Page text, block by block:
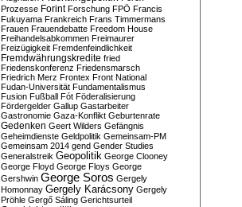
Prozesse Forint Forschung FPÖ Francis
Fukuyama Frankreich Frans Timmermans
Frauen Frauendebatte Freedom House
Freihandelsabkommen Freimaurer
Freizügigkeit Fremdenfeindlichkeit
Fremdwährungskredite fried
Friedenskonferenz Friedensmarsch
Friedrich Merz Frontex Front National
Fudan-Universität Fundamentalismus
Fusion Fußball Fót Föderalisierung
Fördergelder Gallup Gastarbeiter
Gastronomie Gaza-Konflikt Geburtenrate
Gedenken Geert Wilders Gefängnis
Geheimdienste Geldpolitik Gemeinsam-PM
Gemeinsam 2014 gend Gender Studies
Generalstreik Geopolitik George Clooney
George Floyd George Floys George
Gershwin George Soros Gergely
Homonnay Gergely Karácsony Gergely
Pröhle Gergő Sáling Gerichtsurteil